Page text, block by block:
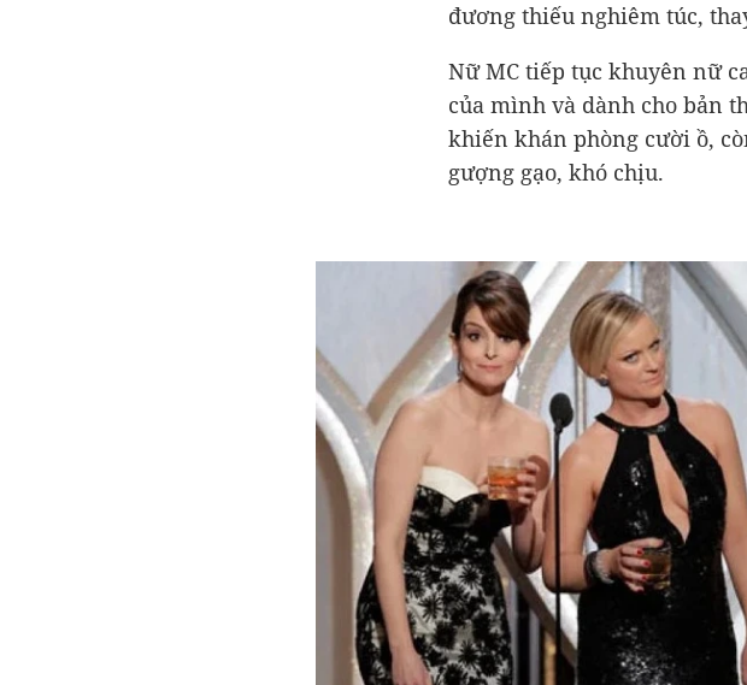
đương thiếu nghiêm túc,
Nữ MC tiếp tục khuyên nữ
của mình và dành cho bản
khiến khán phòng cười ồ,
gượng gạo, khó chịu.